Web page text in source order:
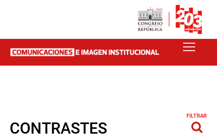
CONTRASTES
FILTRAR